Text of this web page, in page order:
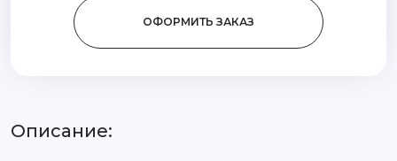
ОФОРМИТЬ ЗАКАЗ
Описание: